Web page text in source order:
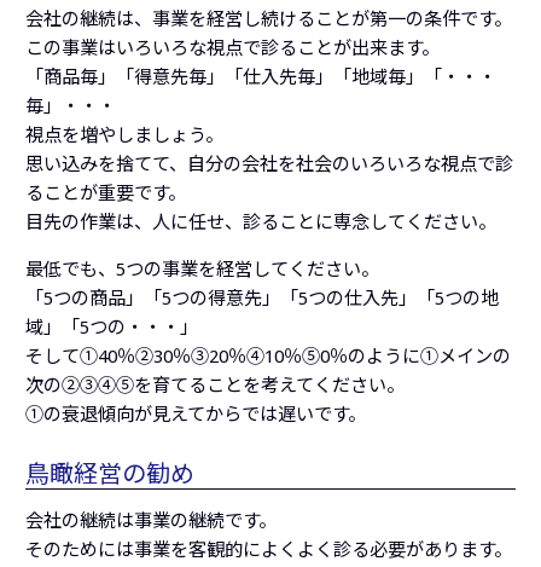
会社の継続は、事業を経営し続けることが第一の条件です。
この事業はいろいろな視点で診ることが出来ます。
「商品毎」「得意先毎」「仕入先毎」「地域毎」「・・・
毎」・・・
視点を増やしましょう。
思い込みを捨てて、自分の会社を社会のいろいろな視点で診
ることが重要です。
目先の作業は、人に任せ、診ることに専念してください。
最低でも、5つの事業を経営してください。
「5つの商品」「5つの得意先」「5つの仕入先」「5つの地
域」「5つの・・・」
そして①40％②30％③20％④10％⑤0％のように①メインの
次の②③④⑤を育てることを考えてください。
①の衰退傾向が見えてからでは遅いです。
鳥瞰経営の勧め
会社の継続は事業の継続です。
そのためには事業を客観的によくよく診る必要があります。